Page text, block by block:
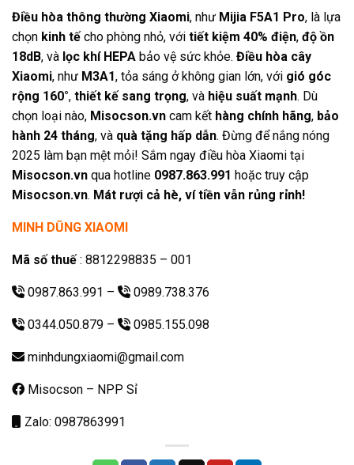
Điều hòa thông thường Xiaomi, như Mijia F5A1 Pro, là lựa
chọn kinh tếcho phòng nhỏ, với tiết kiệm 40% điện, độ ồn
18dB, và lọc khí HEPA bảo vệ sức khỏe. Điều hòa cây
Xiaomi, như M3A1, tỏa sáng ở không gian lớn, với gió góc
rộng 160°, thiết kế sang trọng, và hiệu suất mạnh. Dù
chọn loại nào, Misocson.vn cam kết hàng chính hãng, bảo
hành 24 tháng, và quà tặng hấp dẫn. Đừng để nắng nóng
2025 làm bạn mệt mỏi! Sắm ngay điều hòa Xiaomi tại
Misocson.vn qua hotline 0987.863.991 hoặc truy cập
Misocson.vn. Mát rượi cả hè, ví tiền vẫn rủng rỉnh!
MINH DŨNG XIAOMI
Mã số thuế: 8812298835 – 001
0987.863.991 – 0989.738.376
0344.050.879 – 0985.155.098
minhdungxiaomi@gmail.com
Misocson – NPP Sỉ
Zalo: 0987863991